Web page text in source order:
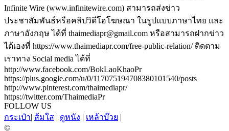
Infinite Wire (www.infinitewire.com) สามารถส่งข่าว
ประชาสัมพันธ์หรือคลิปวิดีโอโฆษณา ในรูปแบบภาษาไทย และ
ภาษาอังกฤษ ได้ที่ thaimediapr@gmail.com หรือสามารถฝากข่าว
ได้เองที่ https://www.thaimediapr.com/free-public-relation/ ติดตาม
เราทาง Social media ได้ที่
http://www.facebook.com/BokLaoKhaoPr
https://plus.google.com/u/0/117075194708380101540/posts
http://www.pinterest.com/thaimediapr/
https://twitter.com/ThaimediaPr
FOLLOW US
กระเป๋า| ส้มใส | ดูหนัง | เหล้าบ๊วย |
©